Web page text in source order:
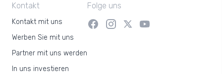
Kontakt
Kontakt mit uns
Werben Sie mit uns
Partner mit uns werden
In uns investieren
Folge uns